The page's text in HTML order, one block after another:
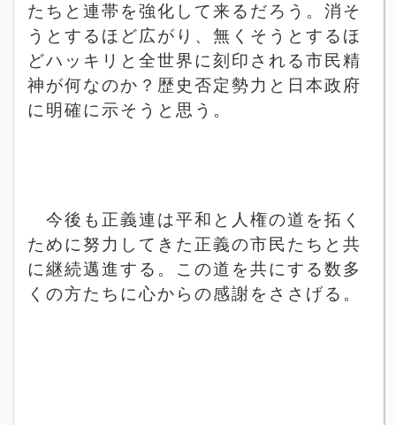
たちと連帯を強化して来るだろう。消そ
うとするほど広がり、無くそうとするほ
どハッキリと全世界に刻印される市民精
神が何なのか？歴史否定勢力と日本政府
に明確に示そうと思う。
今後も正義連は平和と人権の道を拓く
ために努力してきた正義の市民たちと共
に継続邁進する。この道を共にする数多
くの方たちに心からの感謝をささげる。